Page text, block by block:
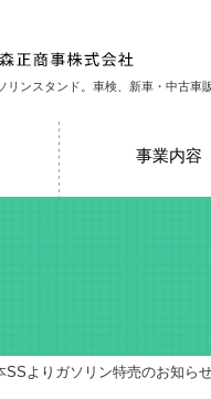
リンスタンド。車検、新車・中古車
事業内容
SSよりガソリン特売のお知ら